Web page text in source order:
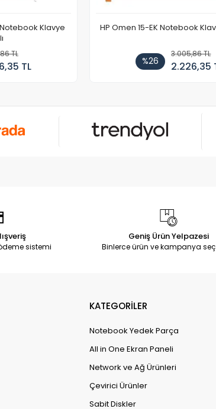
Notebook Klavye
TL
TL
HP Omen 15-EK Notebook
%26
3.005,86 TL
2.226,35
sistemi
Geniş Ürün Yelpazesi
Binlerce ürün ve kampanya
KATEGORİLER
Notebook Yedek Parça
All in One Ekran Paneli
Network ve Ağ Ürünleri
Çevirici Ürünler
Sabit Diskler